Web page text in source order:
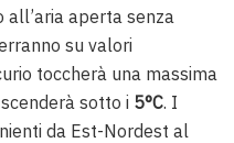
aperta senza
su valori
toccherà una massima
sotto i 5°C. I
da Est-Nordest al